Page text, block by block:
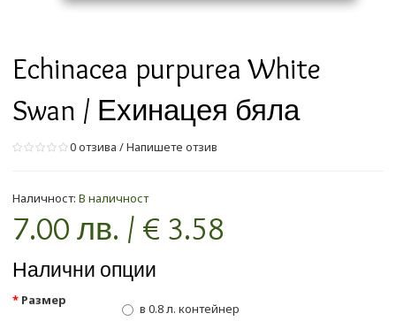
Echinacea purpurea White
Swan / Ехинацея бяла
0 отзива /Напишете отзив
Наличност: В наличност
7.00 лв. / € 3.58
Налични опции
Размер
в 0.8 л. контейнер